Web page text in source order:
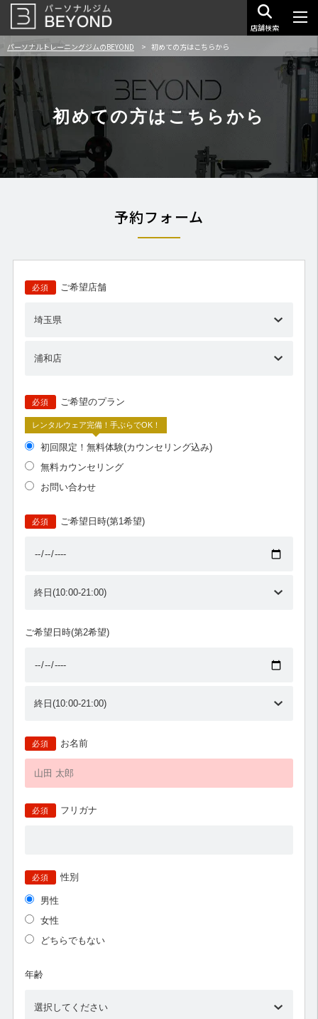
店舗検索
パーソナルトレーニングジムのBEYOND
初めての方はこちらから
初めての方はこちらから
予約フォーム
必須 ご希望店舗
必須 ご希望のプラン
レンタルウェア完備！手ぶらでOK！
初回限定！無料体験(カウンセリング込み)
無料カウンセリング
お問い合わせ
必須 ご希望日時(第1希望)
ご希望日時(第2希望)
必須 お名前
必須 フリガナ
必須 性別
男性
女性
どちらでもない
年齢